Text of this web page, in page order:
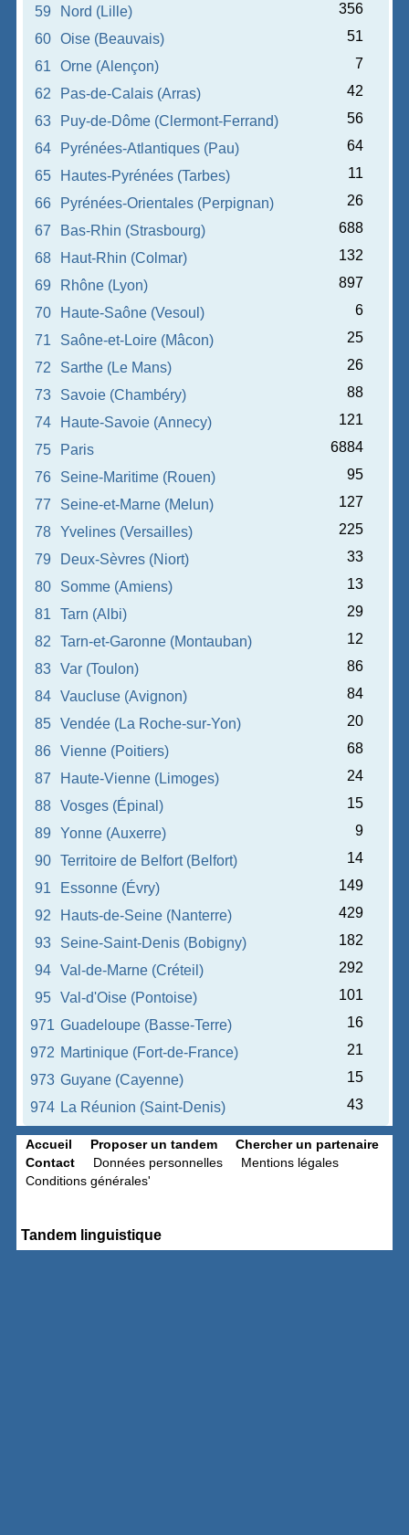
59
Nord (Lille)
356
60
Oise (Beauvais)
51
61
Orne (Alençon)
7
62
Pas-de-Calais (Arras)
42
63
Puy-de-Dôme (Clermont-Ferrand)
56
64
Pyrénées-Atlantiques (Pau)
64
65
Hautes-Pyrénées (Tarbes)
11
66
Pyrénées-Orientales (Perpignan)
26
67
Bas-Rhin (Strasbourg)
688
68
Haut-Rhin (Colmar)
132
69
Rhône (Lyon)
897
70
Haute-Saône (Vesoul)
6
71
Saône-et-Loire (Mâcon)
25
72
Sarthe (Le Mans)
26
73
Savoie (Chambéry)
88
74
Haute-Savoie (Annecy)
121
75
Paris
6884
76
Seine-Maritime (Rouen)
95
77
Seine-et-Marne (Melun)
127
78
Yvelines (Versailles)
225
79
Deux-Sèvres (Niort)
33
80
Somme (Amiens)
13
81
Tarn (Albi)
29
82
Tarn-et-Garonne (Montauban)
12
83
Var (Toulon)
86
84
Vaucluse (Avignon)
84
85
Vendée (La Roche-sur-Yon)
20
86
Vienne (Poitiers)
68
87
Haute-Vienne (Limoges)
24
88
Vosges (Épinal)
15
89
Yonne (Auxerre)
9
90
Territoire de Belfort (Belfort)
14
91
Essonne (Évry)
149
92
Hauts-de-Seine (Nanterre)
429
93
Seine-Saint-Denis (Bobigny)
182
94
Val-de-Marne (Créteil)
292
95
Val-d'Oise (Pontoise)
101
971 Guadeloupe (Basse-Terre)
16
972 Martinique (Fort-de-France)
21
973 Guyane (Cayenne)
15
974 La Réunion (Saint-Denis) 43
Accueil Proposer un tandem
Chercher un partenaire
Contact
Données personnelles
Mentions légales
Conditions générales'
Tandem linguistique